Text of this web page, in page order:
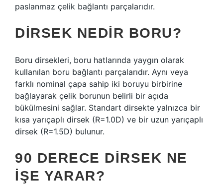
paslanmaz çelik bağlantı parçalarıdır.
DIRSEK NEDIR BORU?
Boru dirsekleri, boru hatlarında yaygın olarak
kullanılan boru bağlantı parçalarıdır. Aynı veya
farklı nominal çapa sahip iki boruyu birbirine
bağlayarak çelik borunun belirli bir açıda
bükülmesini sağlar. Standart dirsekte yalnızca bir
kısa yarıçaplı dirsek (R=1.0D) ve bir uzun yarıçaplı
dirsek (R=1.5D) bulunur.
90 DERECE DIRSEK NE
IŞE YARAR?